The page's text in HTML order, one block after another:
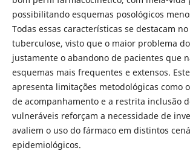
possibilitando esquemas posológicos
Todas essas características se destacam
tuberculose, visto que o maior problema
justamente o abandono de pacientes que
esquemas mais frequentes e extensos.
apresenta limitações metodológicas como
de acompanhamento e a restrita inclusão
vulneráveis reforçam a necessidade de
avaliem o uso do fármaco em distintos
epidemiológicos.